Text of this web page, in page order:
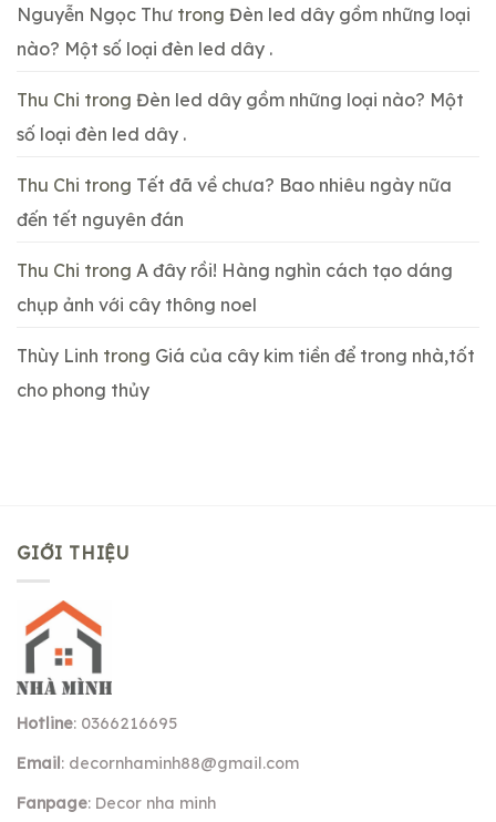
Nguyễn Ngọc Thư trong Đèn led dây gồm những loại
nào? Một số loại đèn led dây .
Thu Chi trong Đèn led dây gồm những loại nào? Một
số loại đèn led dây .
Thu Chi trong Tết đã về chưa? Bao nhiêu ngày nữa
đến tết nguyên đán
Thu Chi trong A đây rồi! Hàng nghìn cách tạo dáng
chụp ảnh với cây thông noel
Thùy Linh trong Giá của cây kim tiền để trong nhà,tốt
cho phong thủy
GIỚI THIỆU
Hotline: 0366216695
Email: decornhaminh88@gmail.com
Fanpage: Decor nha minh